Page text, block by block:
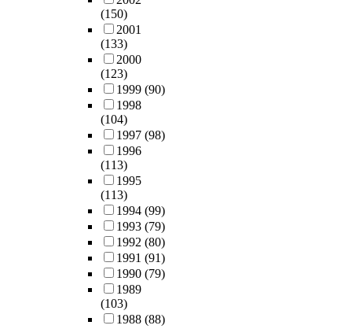
(150)
2001
(133)
2000
(123)
1999 (90)
1998
(104)
1997 (98)
1996
(113)
1995
(113)
1994 (99)
1993 (79)
1992 (80)
1991 (91)
1990 (79)
1989
(103)
1988 (88)